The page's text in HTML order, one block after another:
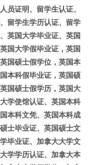
员证明、留学生认证、
留学生学历认证、留学
英国大学毕业证、英国
国大学假毕业证，英国
国硕士假学位，英国本
本科假毕业证，英国硕
国硕士假学历，英国大
学使馆认证、英国本科
本科文凭、英国本科成
士毕业证、英国硕士文
毕业证、加拿大大学文
学学历认证、加拿大本